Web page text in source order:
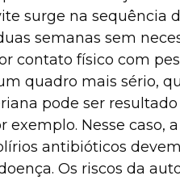
surge na sequência
semanas sem
contato físico com
quadro mais sério,
pode ser
exemplo. Nesse
antibióticos
Os riscos da